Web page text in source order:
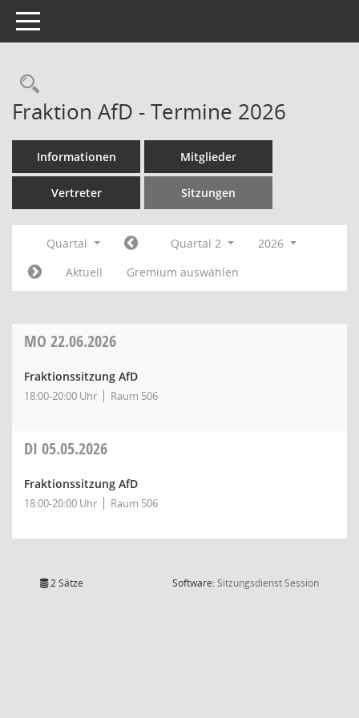
Toggle navigation
Rechercheauswahl
Fraktion AfD - Termine 2026
Informationen Mitglieder
Vertreter Sitzungen
Quartal Quartal 2
2026
Aktuell
Gremium auswählen
MO 22.06.2026
Fraktionssitzung AfD
18:00-20:00 Uhr Raum 506
DI 05.05.2026
Fraktionssitzung AfD
18:00-20:00 Uhr Raum 506
2 Sätze Software:SitzungsdienstSession(Wird in